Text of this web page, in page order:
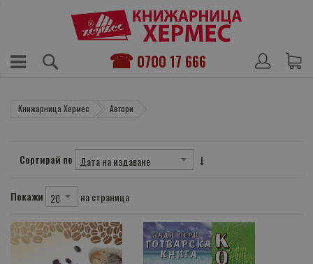
0700 17 666
Книжарница Хермес Автори
Сортирай по
Покажи на страница